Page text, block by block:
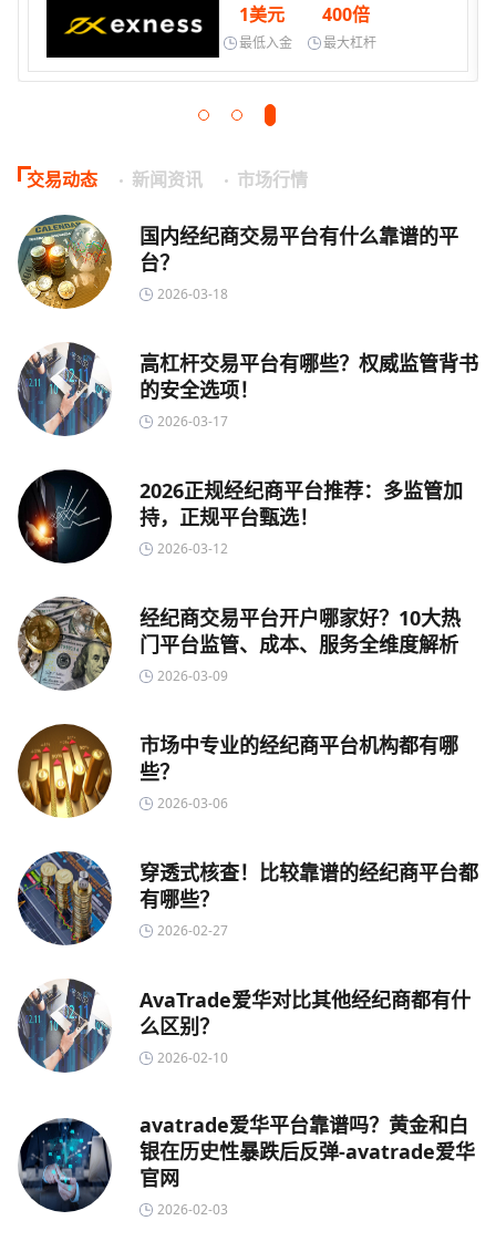
1美元
最低入金
400倍
最大杠杆
交易动态 新闻资讯 市场行情
国内经纪商交易平台有什么靠谱的平
台？
2026-03-18
高杠杆交易平台有哪些？权威监管背书
的安全选项！
2026-03-17
2026正规经纪商平台推荐：多监管加
持，正规平台甄选！
2026-03-12
经纪商交易平台开户哪家好？10大热
门平台监管、成本、服务全维度解析
2026-03-09
市场中专业的经纪商平台机构都有哪
些？
2026-03-06
穿透式核查！比较靠谱的经纪商平台都
有哪些？
2026-02-27
AvaTrade爱华对比其他经纪商都有什
么区别？
2026-02-10
avatrade爱华平台靠谱吗？黄金和白
银在历史性暴跌后反弹-avatrade爱华
官网
2026-02-03